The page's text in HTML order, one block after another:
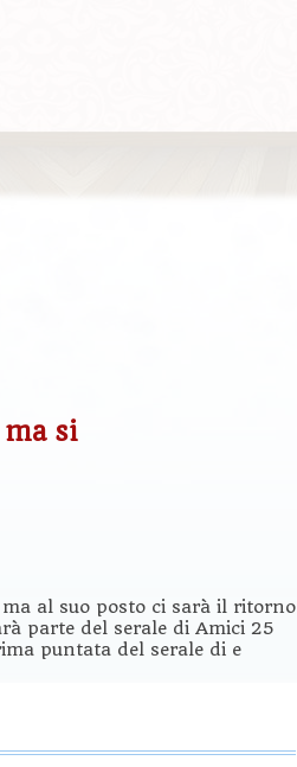
si
al suo posto ci sarà il ritorno
parte del serale di Amici 25
puntata del serale di e